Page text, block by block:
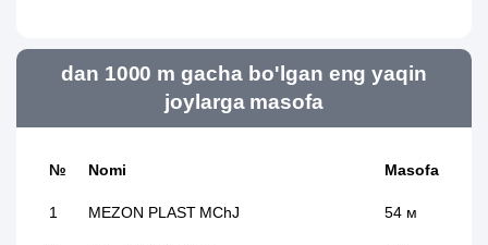
dan 1000 m gacha bo'lgan eng yaqin
joylarga masofa
№ Nomi Masofa
1 MEZON PLAST MChJ 54 м